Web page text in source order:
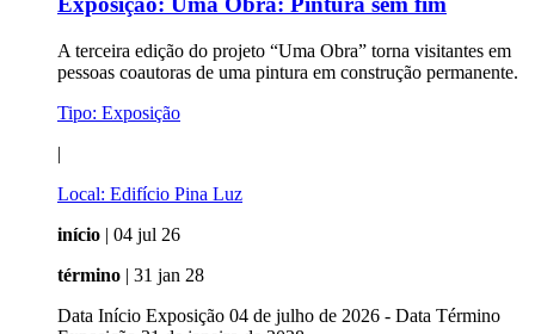
A terceira edição do projeto “Uma Obra” torna visitantes em
pessoas coautoras de uma pintura em construção permanente.
Tipo: Exposição
|
Local: Edifício Pina Luz
início | 04 jul 26
término | 31 jan 28
Data Início Exposição 04 de julho de 2026 - Data Término